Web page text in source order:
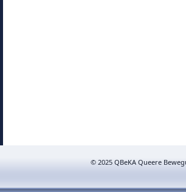
© 2025 QBeKA Queere